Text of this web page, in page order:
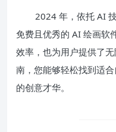
2024 年，依托 AI
免费且优秀的 AI 绘画软
效率，也为用户提供了
南，您能够轻松找到适
的创意才华。